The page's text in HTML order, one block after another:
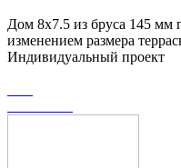
Дом 8х7.5 из бруса 145 мм
изменением размера
Индивидуальный проект